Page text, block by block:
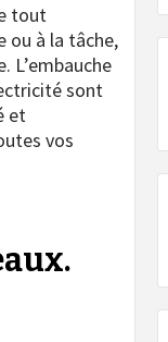
tout
ou à la tâche,
L’embauche
sont
et
vos